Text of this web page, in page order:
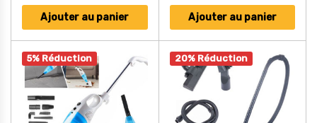
Ajouter au panier Ajouter au panier
5% Réduction 20% Réduction